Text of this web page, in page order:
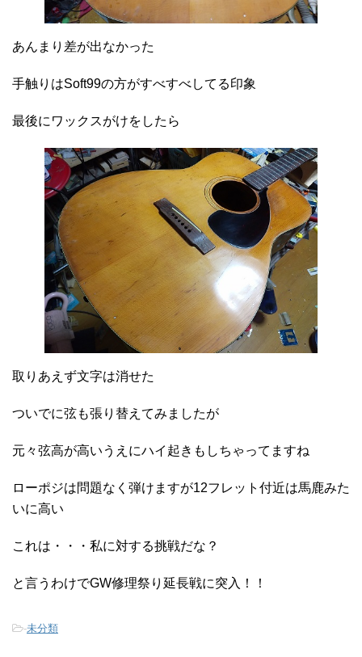
あんまり差が出なかった
手触りはSoft99の方がすべすべしてる印象
最後にワックスがけをしたら
取りあえず文字は消せた
ついでに弦も張り替えてみましたが
元々弦高が高いうえにハイ起きもしちゃってますね
ローポジは問題なく弾けますが12フレット付近は馬鹿みた
いに高い
これは・・・私に対する挑戦だな？
と言うわけでGW修理祭り延長戦に突入！！
-未分類